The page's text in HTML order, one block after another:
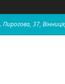
Пирогова, 37,